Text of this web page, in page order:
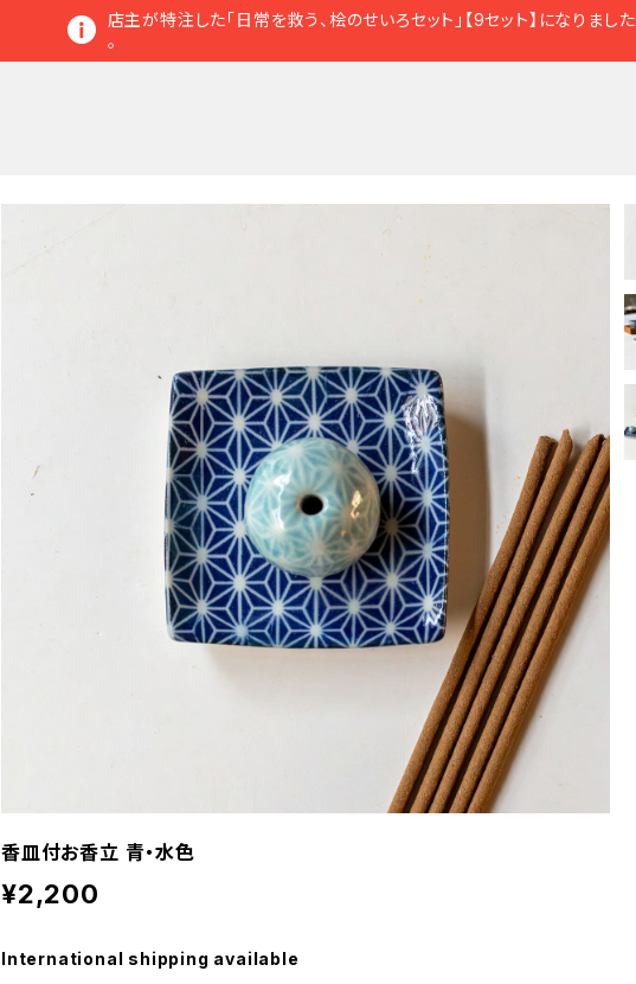
店主が特注した「日常を救う、桧のせいろセット」【9セット】になりました
。
香皿付お香立 青・水色
¥2,200
International shipping available